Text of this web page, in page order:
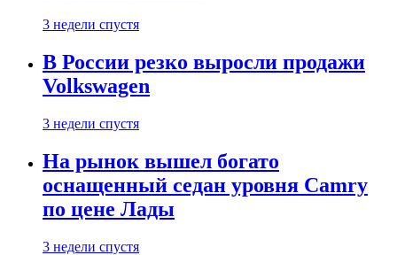
3 недели спустя
В России резко выросли продажи
Volkswagen
3 недели спустя
На рынок вышел богато
оснащенный седан уровня Camry
по цене Лады
3 недели спустя